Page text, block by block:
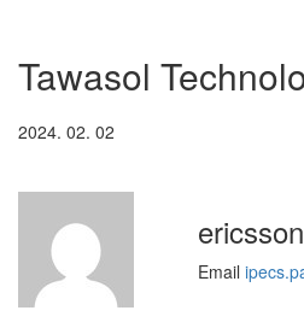
Tawasol
2024. 02. 02
Email